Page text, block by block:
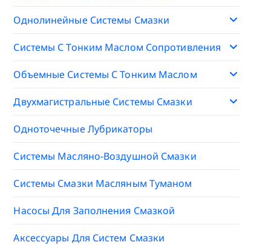
Однолинейные Системы Смазки
Системы С Тонким Маслом Сопротивления
Объемные Системы С Тонким Маслом
Двухмагистральные Системы Смазки
Одноточечные Лубрикаторы
Системы Масляно-Воздушной Смазки
Системы Смазки Масляным Туманом
Насосы Для Заполнения Смазкой
Аксессуары Для Систем Смазки